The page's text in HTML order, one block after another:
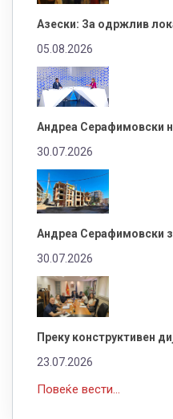
Азески: За одржлив
05.08.2026
Андреа Серафимовски
30.07.2026
Андреа Серафимовски
30.07.2026
Преку конструктивен
23.07.2026
Повеќе вести...